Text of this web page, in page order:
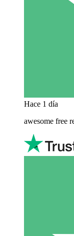
Hace 1 día
awesome free